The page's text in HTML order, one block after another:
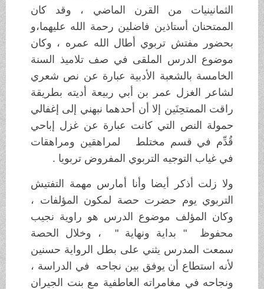
الثمانينيات من القرن الماضي ، وقد كان
الممتحنان أستاذين فاضلين رحمة الله عليهما،و
بحضور مفتش تربوي أطال الله عمره ، وكان
موضوع الدرس الملقى في صف تلاميذ السنة
الخامسة بالشعبة الأدبية عبارة عن نص شعري
لشاعر الغزل عمر بن أبي ربيعة أديته بطريقة
راقت الممتحِنَين إلا أن أحدهما نبهني إلى إغفالي
حمولة النص التي كانت عبارة عن غزل إباحي
قُدِّم في قسم مختلط لمراهقين ومراهقات
في غياب التوجيه التربوي المفروض تربويا .
ولا زلت أذكر أيضا وأنا أمارس مهمة التفتيش
التربوي يوم حضرت حصة لمكون المؤلفات ،
وكان المؤلف موضوع الدرس هو راوية نجيب
محفوظ " بداية ونهاية " ، وخلال الحصة
سمعت المدرس يثني على بطل الرواية حسنين
لأنه استطاع أن يوفق بين نجاحه في الدراسة ،
ونجاحه في مغامراته العاطفية مع بنت الجيران